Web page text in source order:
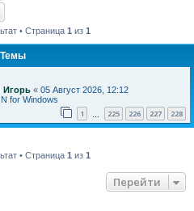
• Страница 1 из 1
Темы
Игорь « 05 Август 2026, 12:12
for Windows
1 225 226 227 228
• Страница 1 из 1
Перейти